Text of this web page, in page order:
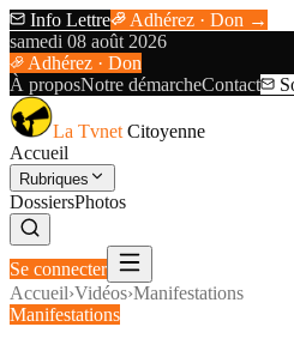
Info Lettre
Adhérez · Don →
samedi 08 août 2026
Adhérez · Don
À proposNotre démarcheContact
La Tvnet Citoyenne
Accueil
Rubriques
DossiersPhotos
Se connecter
Accueil›Vidéos›Manifestations
Manifestations